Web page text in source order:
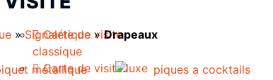
Carte de visite
classique
Carte de visite luxe
»Signalétique »Drapeaux